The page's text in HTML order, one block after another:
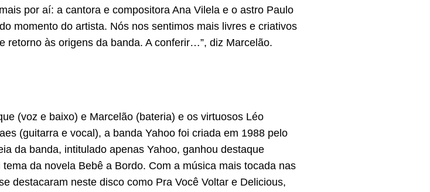
por aí: a cantora e compositora Ana Vilela e o astro Paulo
momento do artista. Nós nos sentimos mais livres e criativos
retorno às origens da banda. A conferir…”, diz Marcelão.
(voz e baixo) e Marcelão (bateria) e os virtuosos Léo
(guitarra e vocal), a banda Yahoo foi criada em 1988 pelo
da banda, intitulado apenas Yahoo, ganhou destaque
da novela Bebê a Bordo. Com a música mais tocada nas
destacaram neste disco como Pra Você Voltar e Delicious,